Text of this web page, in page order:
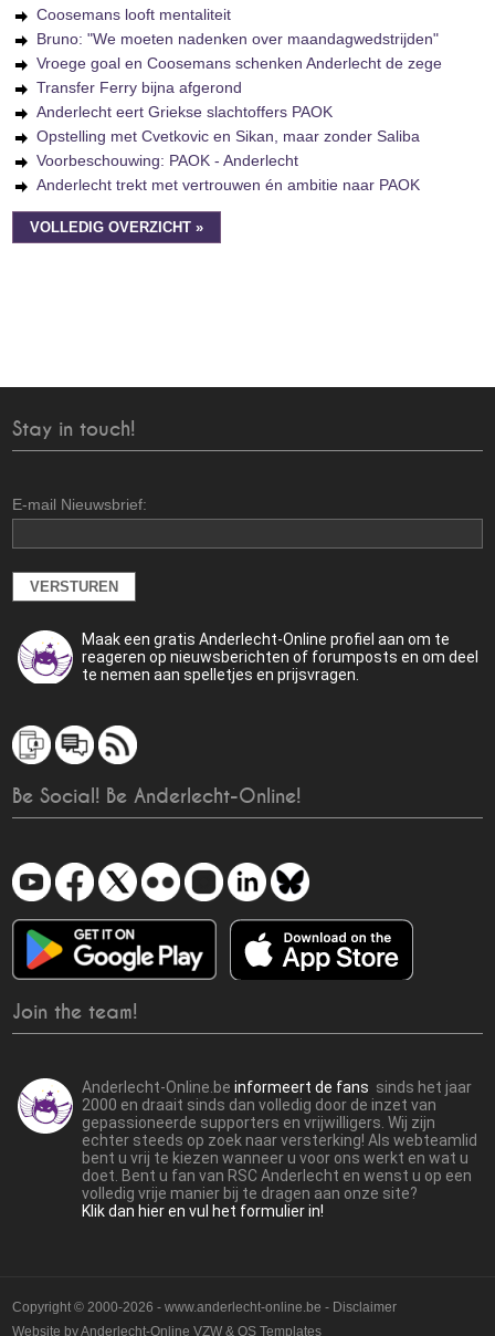
Coosemans looft mentaliteit
Bruno: "We moeten nadenken over maandagwedstrijden"
Vroege goal en Coosemans schenken Anderlecht de zege
Transfer Ferry bijna afgerond
Anderlecht eert Griekse slachtoffers PAOK
Opstelling met Cvetkovic en Sikan, maar zonder Saliba
Voorbeschouwing: PAOK - Anderlecht
Anderlecht trekt met vertrouwen én ambitie naar PAOK
VOLLEDIG OVERZICHT »
Stay in touch!
E-mail Nieuwsbrief:
Maak een gratis Anderlecht-Online profiel aan om te
reageren op nieuwsberichten of forumposts en om deel
te nemen aan spelletjes en prijsvragen.
Be Social! Be Anderlecht-Online!
Join the team!
Anderlecht-Online.beinformeert de fans sinds het jaar
2000 en draait sinds dan volledig door de inzet van
gepassioneerde supporters en vrijwilligers. Wij zijn
echter steeds op zoek naar versterking! Als webteamlid
bent u vrij te kiezen wanneer u voor ons werkt en wat u
doet. Bent u fan van RSC Anderlecht en wenst u op een
volledig vrije manier bij te dragen aan onze site?
Klik dan hier en vul het formulier in!
Copyright © 2000-2026 - www.anderlecht-online.be - Disclaimer
Website byAnderlecht-Online VZW &OS Templates